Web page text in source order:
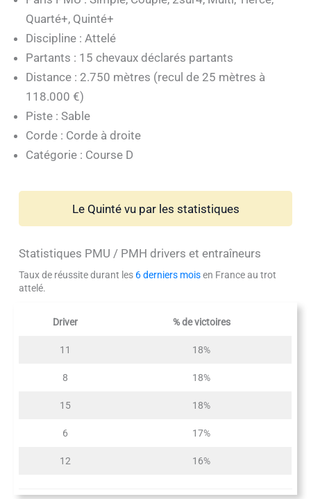
Quarté+, Quinté+
Discipline : Attelé
Partants : 15 chevaux déclarés partants
Distance : 2.750 mètres (recul de 25 mètres à
118.000 €)
Piste : Sable
Corde : Corde à droite
Catégorie : Course D
Le Quinté vu par les statistiques
Statistiques PMU / PMH drivers et entraîneurs
Taux de réussite durant les 6 derniers moisen France au trot
attelé.
Driver % de victoires
11 18%
8 18%
15 18%
6 17%
12 16%